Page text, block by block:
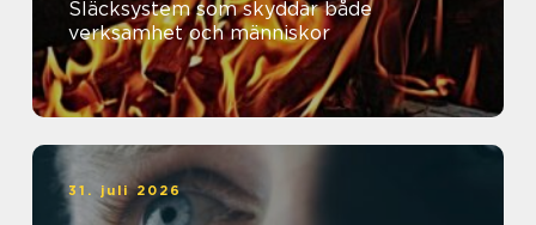
Släcksystem som skyddar både
verksamhet och människor
31. juli 2026